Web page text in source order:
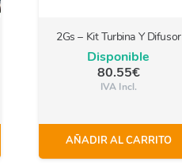
2Gs – Kit Turbina Y Difusor
Disponible
80.55€
IVA Incl.
AÑADIR AL CARRITO